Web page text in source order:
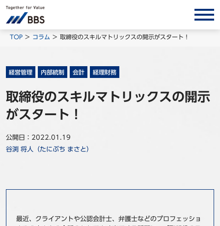
サービス/ソリューション
製品・ソリューション
TOP コラム 取締役のスキルマトリックスの開示がスタート！
経営管理 内部統制 会計 経理財務
取締役のスキルマトリックスの開示
がスタート！
公開日：2022.01.19
谷渕 将人（たにぶち まさと）
最近、クライアントや公認会計士、弁護士などのプロフェッショ